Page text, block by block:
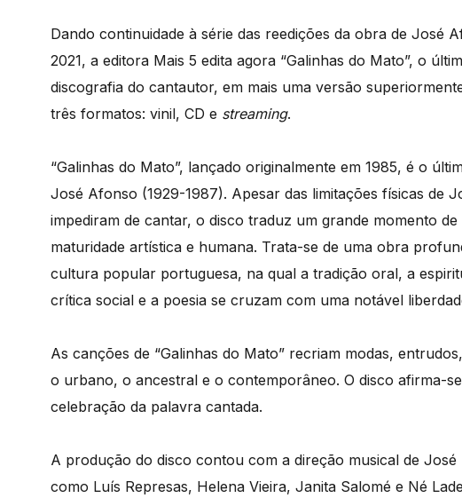
Dando continuidade à série das reedições da obra de José
2021, a editora Mais 5 edita agora “Galinhas do Mato”, o
discografia do cantautor, em mais uma versão
três formatos: vinil, CD e streaming.
“Galinhas do Mato”, lançado originalmente em 1985, é o
José Afonso (1929-1987). Apesar das limitações físicas de
impediram de cantar, o disco traduz um grande momento
maturidade artística e humana. Trata-se de uma obra
cultura popular portuguesa, na qual a tradição oral, a
crítica social e a poesia se cruzam com uma notável
As canções de “Galinhas do Mato” recriam modas,
o urbano, o ancestral e o contemporâneo. O disco afirma-
celebração da palavra cantada.
A produção do disco contou com a direção musical de
como Luís Represas, Helena Vieira, Janita Salomé e Né